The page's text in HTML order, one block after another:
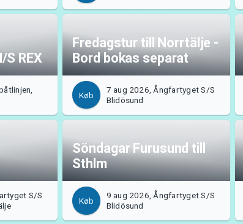
REX
Fredagstur till Norrtälje -
Bord bokas separat
Køb
7 aug 2026, Ångfartyget S/S
Blidösund
S/S
Söndagar Furusund till
Sthlm
Køb
9 aug 2026, Ångfartyget S/S
Blidösund